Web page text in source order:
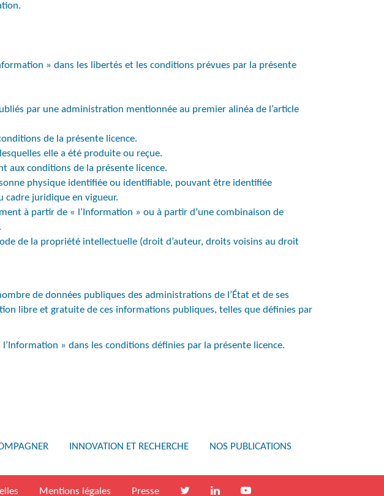
» dans les libertés et les conditions prévues par la présente
par une administration mentionnée au premier alinéa de l’article
de la présente licence.
elle a été produite ou reçue.
aux conditions de la présente licence.
physique identifiée ou identifiable, pouvant être identifiée
cadre juridique en vigueur.
à partir de « l’Information » ou à partir d’une combinaison de
de la propriété intellectuelle (droit d’auteur, droits voisins au droit
de données publiques des administrations de l’État et de ses
libre et gratuite de ces informations publiques, telles que définies par
» dans les conditions définies par la présente licence.
INNOVATION ET RECHERCHE NOS PUBLICATIONS
Mentions légales Presse